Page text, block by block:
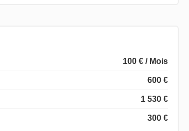
100 € / Mois
600 €
1 530 €
300 €